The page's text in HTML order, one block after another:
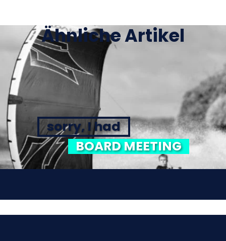
Ähnliche Artikel
sorry, I had
BOARD MEETING